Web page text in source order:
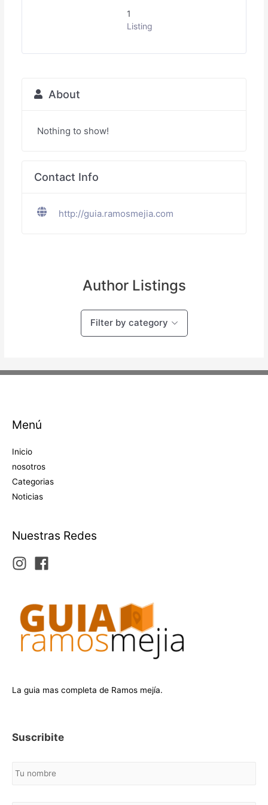
1
Listing
About
Nothing to show!
Contact Info
http://guia.ramosmejia.com
Author Listings
Filter by category
Menú
Inicio
nosotros
Categorias
Noticias
Nuestras Redes
La guia mas completa de Ramos mejía.
Suscribite
o